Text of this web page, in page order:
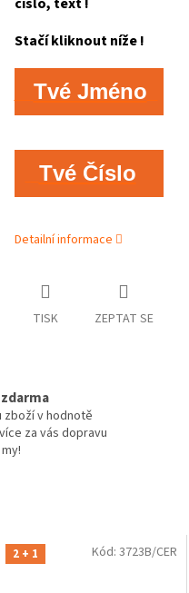
číslo, text !
Stačí kliknout níže !
Tvé Jméno
Tvé Číslo
Detailní informace
TISK ZEPTAT SE
zboží v hodnotě
za vás dopravu
2 + 1 Kód:3723B/CER